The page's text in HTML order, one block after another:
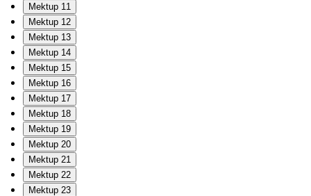
Mektup 11
Mektup 12
Mektup 13
Mektup 14
Mektup 15
Mektup 16
Mektup 17
Mektup 18
Mektup 19
Mektup 20
Mektup 21
Mektup 22
Mektup 23